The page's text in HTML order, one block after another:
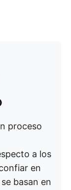
proceso
a los
en
basan en